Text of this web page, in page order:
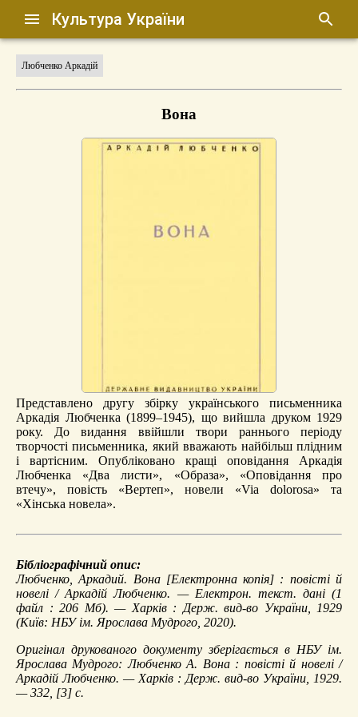
Культура України
Любченко Аркадій
Вона
Представлено другу збірку українського письменника
Аркадія Любченка (1899–1945), що вийшла друком 1929
року. До видання ввійшли твори раннього періоду
творчості письменника, який вважають найбільш плідним
і вартісним. Опубліковано кращі оповідання Аркадія
Любченка «Два листи», «Образа», «Оповідання про
втечу», повість «Вертеп», новели «Via dolorosa» та
«Хінська новела».
Бібліографічний опис:
Любченко, Аркадий. Вона[Електронна копія] : повісті й
новелі / Аркадій Любченко. — Електрон. текст. дані (1
файл : 206 Мб). — Харків : Держ. вид-во України, 1929
(Київ: НБУ ім. Ярослава Мудрого, 2020).
Оригінал друкованого документу зберігається в НБУ ім.
Ярослава Мудрого: Любченко А. Вона : повісті й новелі /
Аркадій Любченко. — Харків : Держ. вид-во України, 1929.
— 332, [3] с.